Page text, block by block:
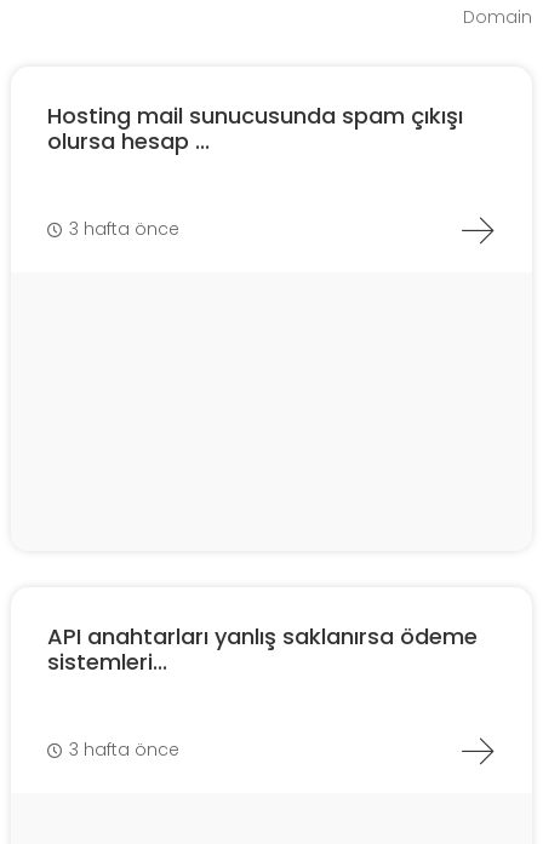
Domain
Hosting mail sunucusunda spam çıkışı
olursa hesap ...
3 hafta önce
API anahtarları yanlış saklanırsa ödeme
sistemleri...
3 hafta önce